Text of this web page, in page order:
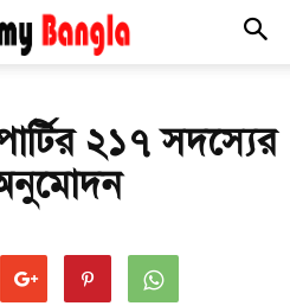
২১৭ সদস্যের